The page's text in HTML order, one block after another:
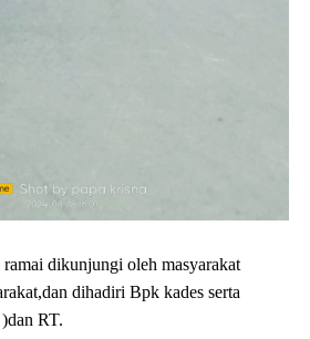
dikunjungi oleh masyarakat
dihadiri Bpk kades serta
RT.